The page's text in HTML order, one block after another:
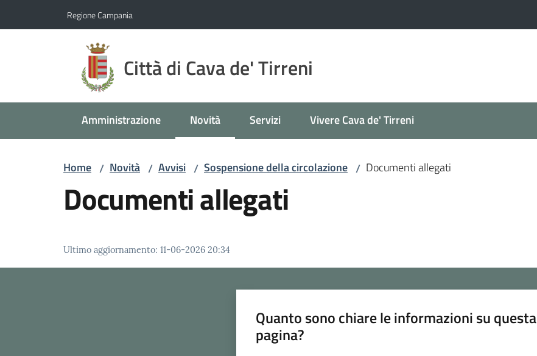
Regione Campania
Città di Cava de' Tirreni
Amministrazione Novità
Menu selezionato
Servizi Vivere Cava de' Tirreni
Home / Novità / Avvisi / Sospensione della circolazione / Documenti allegati
Documenti allegati
Ultimo aggiornamento: 11-06-2026 20:34
Quanto sono chiare le informazioni su questa
pagina?